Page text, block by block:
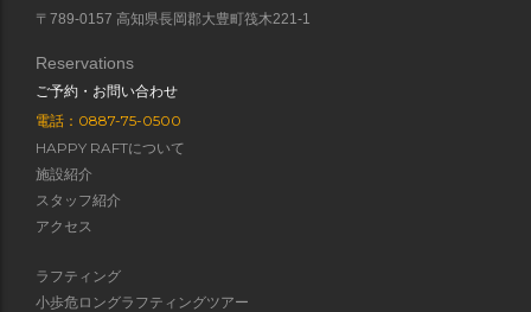
〒789-0157 高知県長岡郡大豊町筏木221-1
Reservations
ご予約・お問い合わせ
電話：0887-75-0500
HAPPY RAFTについて
施設紹介
スタッフ紹介
アクセス
ラフティング
小歩危ロングラフティングツアー